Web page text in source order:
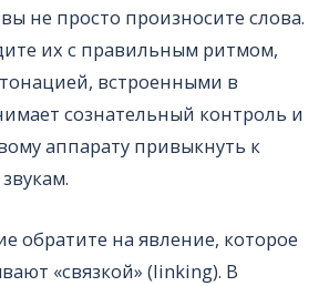
не просто произносите слова.
их с правильным ритмом,
встроенными в
сознательный контроль и
аппарату привыкнуть к
обратите на явление, которое
«связкой» (linking). В